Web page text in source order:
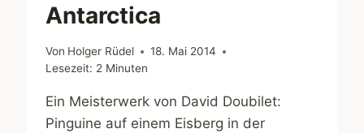
Antarctica
Von Holger Rüdel
18. Mai 2014
Lesezeit: 2 Minuten
Ein Meisterwerk von David Doubilet:
Pinguine auf einem Eisberg in der